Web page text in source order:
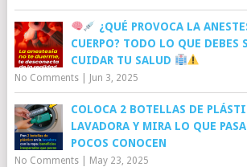
¿QUÉ PROVOCA LA
CUERPO? TODO LO QUE DEBES
CUIDAR TU SALUD
No Comments| Jun 3, 2025
COLOCA 2 BOTELLAS DE
LAVADORA Y MIRA LO QUE
POCOS CONOCEN
No Comments| May 23, 2025